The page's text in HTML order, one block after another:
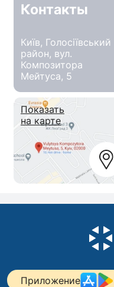
Контакты
Київ, Голосіївський
район, вул.
Композитора
Мейтуса, 5
Показать
на карте
Приложение